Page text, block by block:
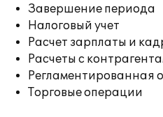
Завершение периода
Налоговый учет
Расчет зарплаты и
Расчеты с
Регламентированная
Торговые операции